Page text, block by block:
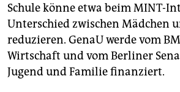
Schule könne etwa beim MINT-
Unterschied zwischen Mädchen
reduzieren. GenaU werde vom
Wirtschaft und vom Berliner
Jugend und Familie finanziert.